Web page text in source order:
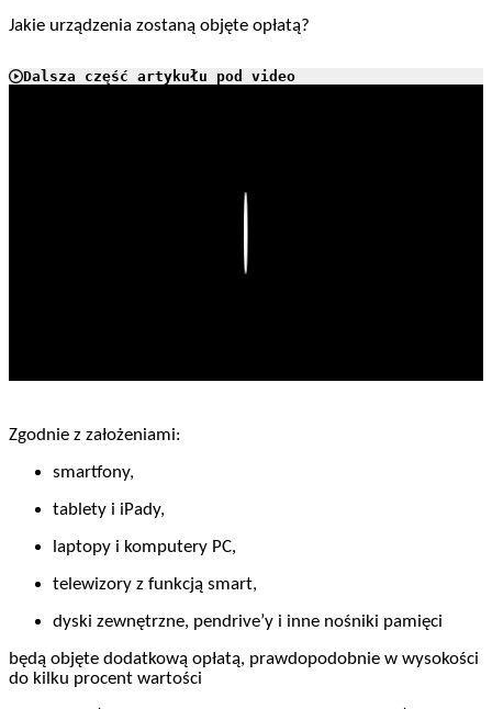
Jakie urządzenia zostaną objęte opłatą?
Dalsza część artykułu pod video
Zgodnie z założeniami:
smartfony,
tablety i iPady,
laptopy i komputery PC,
telewizory z funkcją smart,
dyski zewnętrzne, pendrive’y i inne nośniki pamięci
będą objęte dodatkową opłatą, prawdopodobnie w wysokości
do kilku procent wartości